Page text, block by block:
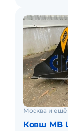
Москва и ещё
Ковш MB